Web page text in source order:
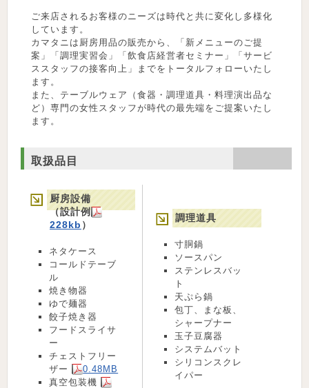
ご来店されるお客様のニーズは時代と共に変化し多様化
しています。
カマタニは厨房用品の販売から、「新メニューのご提
案」「調理実習会」「飲食店経営者セミナー」「サービ
ススタッフの接客向上」までをトータルフォローいたし
ます。
また、テーブルウェア（食器・調理道具・料理演出品な
ど）専門の女性スタッフが時代の最先端をご提案いたし
ます。
取扱品目
厨房設備
（設計例
228kb ）
ネタケース
コールドテーブ
ル
焼き物器
ゆで麺器
餃子焼き器
フードスライサ
ー
チェストフリー
ザー
0.48MB
真空包装機
調理道具
寸胴鍋
ソースパン
ステンレスバッ
ト
天ぷら鍋
包丁、まな板、
シャープナー
玉子豆腐器
システムバット
シリコンスクレ
イパー